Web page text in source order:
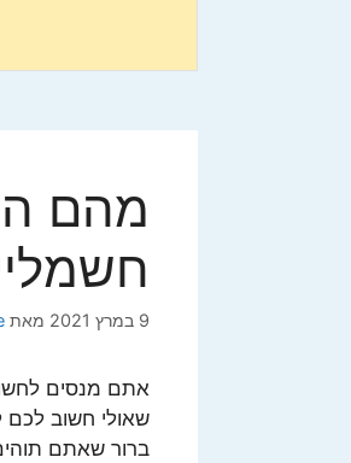
מהם
9 במרץ 2021 מאת
אתם מנסים
שאולי חשוב
ברור שאתם